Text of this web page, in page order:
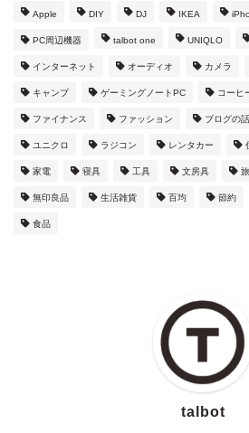
Apple DIY DJ IKEA
PC周辺機器 talbot one UNIQLO
インターネット オーディオ カメラ
キャンプ ゲーミングノートPC コーヒ
ファイナンス ファッション ブログの話
ユニクロ ラジコン レンタカー
家電 寝具 工具 文房具 旅
無印良品 生活雑貨 百均 節約
食品
talbot